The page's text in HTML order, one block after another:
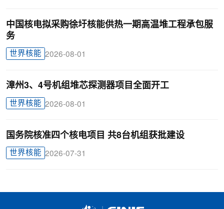
中国核电拟采购徐圩核能供热一期高温堆工程承包服
务
世界核能 2026-08-01
漳州3、4号机组堆芯探测器项目全面开工
世界核能 2026-08-01
国务院核准四个核电项目 共8台机组获批建设
世界核能 2026-07-31